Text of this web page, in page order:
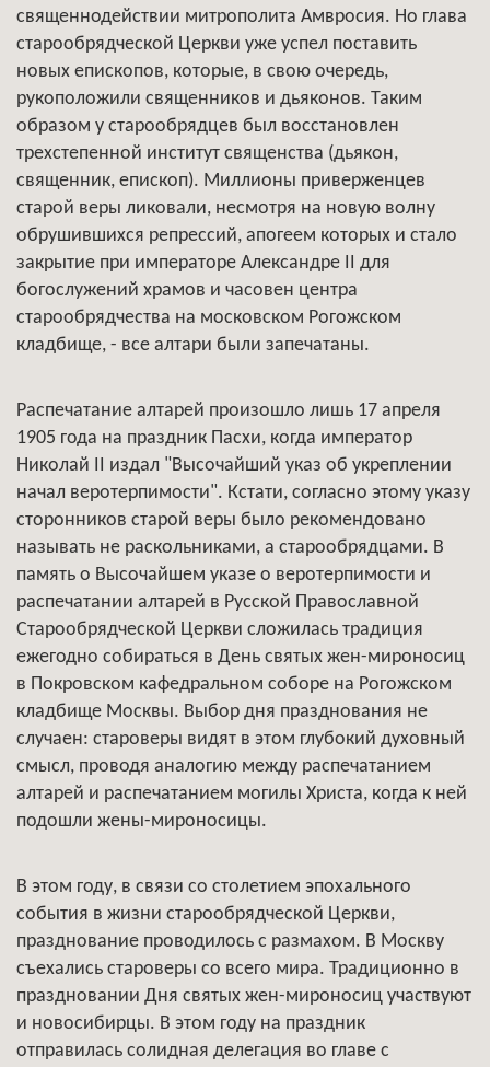
священнодействии митрополита Амвросия. Но глава
старообрядческой Церкви уже успел поставить
новых епископов, которые, в свою очередь,
рукоположили священников и дьяконов. Таким
образом у старообрядцев был восстановлен
трехстепенной институт священства (дьякон,
священник, епископ). Миллионы приверженцев
старой веры ликовали, несмотря на новую волну
обрушившихся репрессий, апогеем которых и стало
закрытие при императоре Александре II для
богослужений храмов и часовен центра
старообрядчества на московском Рогожском
кладбище, - все алтари были запечатаны.
Распечатание алтарей произошло лишь 17 апреля
1905 года на праздник Пасхи, когда император
Николай II издал "Высочайший указ об укреплении
начал веротерпимости". Кстати, согласно этому указу
сторонников старой веры было рекомендовано
называть не раскольниками, а старообрядцами. В
память о Высочайшем указе о веротерпимости и
распечатании алтарей в Русской Православной
Старообрядческой Церкви сложилась традиция
ежегодно собираться в День святых жен-мироносиц
в Покровском кафедральном соборе на Рогожском
кладбище Москвы. Выбор дня празднования не
случаен: староверы видят в этом глубокий духовный
смысл, проводя аналогию между распечатанием
алтарей и распечатанием могилы Христа, когда к ней
подошли жены-мироносицы.
В этом году, в связи со столетием эпохального
события в жизни старообрядческой Церкви,
празднование проводилось с размахом. В Москву
съехались староверы со всего мира. Традиционно в
праздновании Дня святых жен-мироносиц участвуют
и новосибирцы. В этом году на праздник
отправилась солидная делегация во главе с